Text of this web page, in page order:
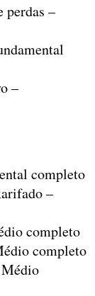
perdas –
–
completo
–
completo
completo